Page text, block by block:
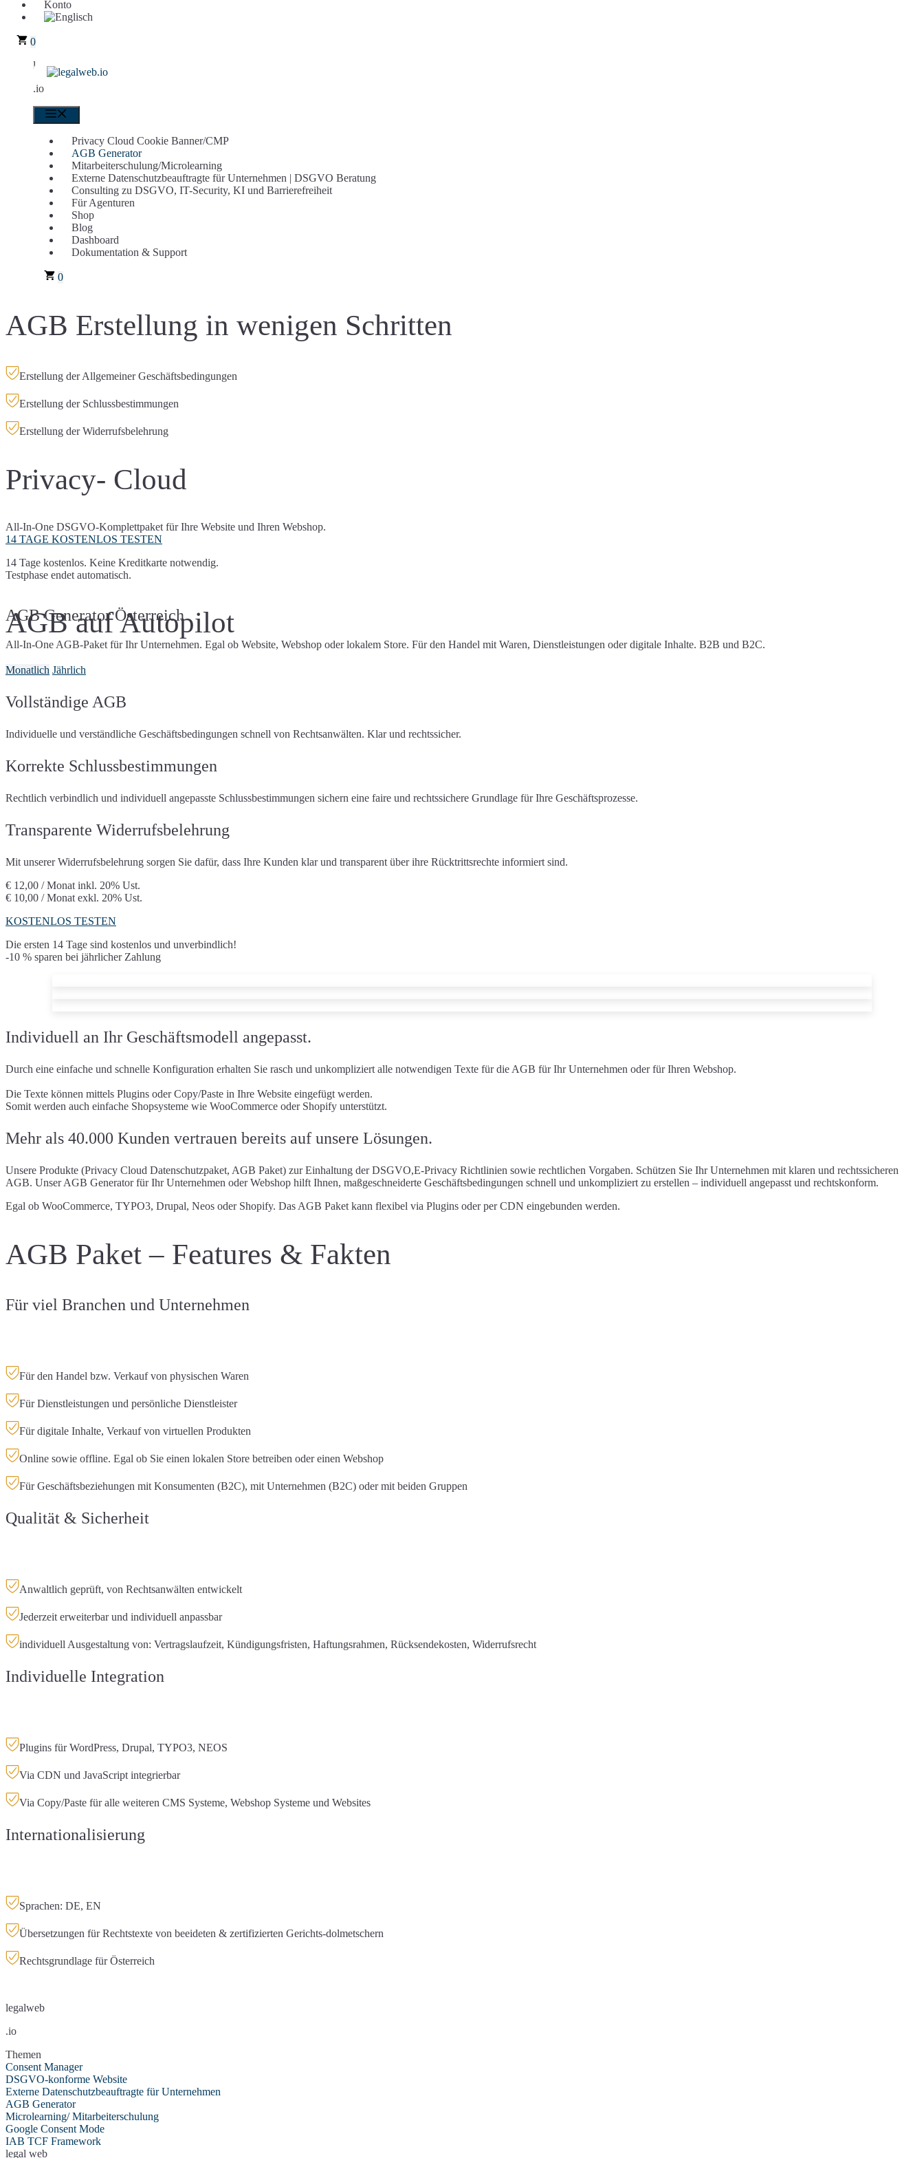
Konto
0
legalweb
.io
Privacy Cloud Cookie Banner/CMP
AGB Generator
Mitarbeiterschulung/Microlearning
Externe Datenschutzbeauftragte für Unternehmen | DSGVO Beratung
Consulting zu DSGVO, IT-Security, KI und Barrierefreiheit
Für Agenturen
Shop
Blog
Dashboard
Dokumentation & Support
0
AGB Erstellung in wenigen Schritten
Erstellung der Allgemeiner Geschäftsbedingungen
Erstellung der Schlussbestimmungen
Erstellung der Widerrufsbelehrung
Privacy- Cloud
All-In-One DSGVO-Komplettpaket für Ihre Website und Ihren Webshop.
14 TAGE KOSTENLOS TESTEN
14 Tage kostenlos. Keine Kreditkarte notwendig.
Testphase endet automatisch.
AGB Generator Österreich
All-In-One AGB-Paket für Ihr Unternehmen. Egal ob Website, Webshop oder lokalem Store. Für den Handel mit Waren, Dienstleistungen oder digitale Inhalte. B2B und B2C.
AGB auf Autopilot
Monatlich Jährlich
Vollständige AGB
Individuelle und verständliche Geschäftsbedingungen schnell von Rechtsanwälten. Klar und rechtssicher.
Korrekte Schlussbestimmungen
Rechtlich verbindlich und individuell angepasste Schlussbestimmungen sichern eine faire und rechtssichere Grundlage für Ihre Geschäftsprozesse.
Transparente Widerrufsbelehrung
Mit unserer Widerrufsbelehrung sorgen Sie dafür, dass Ihre Kunden klar und transparent über ihre Rücktrittsrechte informiert sind.
€ 12,00 / Monat inkl. 20% Ust.
€ 10,00 / Monat exkl. 20% Ust.
KOSTENLOS TESTEN
Die ersten 14 Tage sind kostenlos und unverbindlich!
-10 % sparen bei jährlicher Zahlung
Individuell an Ihr Geschäftsmodell angepasst.
Durch eine einfache und schnelle Konfiguration erhalten Sie rasch und unkompliziert alle notwendigen Texte für die AGB für Ihr Unternehmen oder für Ihren Webshop.
Die Texte können mittels Plugins oder Copy/Paste in Ihre Website eingefügt werden.
Somit werden auch einfache Shopsysteme wie WooCommerce oder Shopify unterstützt.
Mehr als 40.000 Kunden vertrauen bereits auf unsere Lösungen.
Unsere Produkte (Privacy Cloud Datenschutzpaket, AGB Paket) zur Einhaltung der DSGVO,E-Privacy Richtlinien sowie rechtlichen Vorgaben. Schützen Sie Ihr Unternehmen mit klaren und rechtssicheren
AGB. Unser AGB Generator für Ihr Unternehmen oder Webshop hilft Ihnen, maßgeschneiderte Geschäftsbedingungen schnell und unkompliziert zu erstellen – individuell angepasst und rechtskonform.
Egal ob WooCommerce, TYPO3, Drupal, Neos oder Shopify. Das AGB Paket kann flexibel via Plugins oder per CDN eingebunden werden.
AGB Paket – Features & Fakten
Für viel Branchen und Unternehmen
Für den Handel bzw. Verkauf von physischen Waren
Für Dienstleistungen und persönliche Dienstleister
Für digitale Inhalte, Verkauf von virtuellen Produkten
Online sowie offline. Egal ob Sie einen lokalen Store betreiben oder einen Webshop
Für Geschäftsbeziehungen mit Konsumenten (B2C), mit Unternehmen (B2C) oder mit beiden Gruppen
Qualität & Sicherheit
Anwaltlich geprüft, von Rechtsanwälten entwickelt
Jederzeit erweiterbar und individuell anpassbar
individuell Ausgestaltung von: Vertragslaufzeit, Kündigungsfristen, Haftungsrahmen, Rücksendekosten, Widerrufsrecht
Individuelle Integration
Plugins für WordPress, Drupal, TYPO3, NEOS
Via CDN und JavaScript integrierbar
Via Copy/Paste für alle weiteren CMS Systeme, Webshop Systeme und Websites
Internationalisierung
Sprachen: DE, EN
Übersetzungen für Rechtstexte von beeideten & zertifizierten Gerichts-dolmetschern
Rechtsgrundlage für Österreich
legalweb
.io
Themen
Consent Manager
DSGVO-konforme Website
Externe Datenschutzbeauftragte für Unternehmen
AGB Generator
Microlearning/ Mitarbeiterschulung
Google Consent Mode
IAB TCF Framework
legal web